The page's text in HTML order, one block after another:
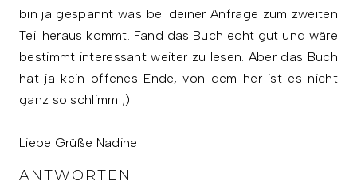
bin ja gespannt was bei deiner Anfrage zum zweiten
Teil heraus kommt. Fand das Buch echt gut und wäre
bestimmt interessant weiter zu lesen. Aber das Buch
hat ja kein offenes Ende, von dem her ist es nicht
ganz so schlimm ;)
Liebe Grüße Nadine
ANTWORTEN